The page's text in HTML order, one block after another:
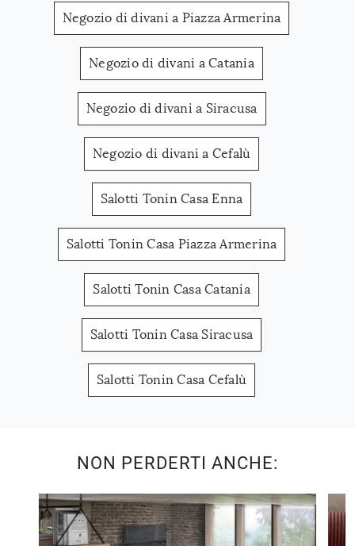
Negozio di divani a Piazza Armerina
Negozio di divani a Catania
Negozio di divani a Siracusa
Negozio di divani a Cefalù
Salotti Tonin Casa Enna
Salotti Tonin Casa Piazza Armerina
Salotti Tonin Casa Catania
Salotti Tonin Casa Siracusa
Salotti Tonin Casa Cefalù
NON PERDERTI ANCHE: